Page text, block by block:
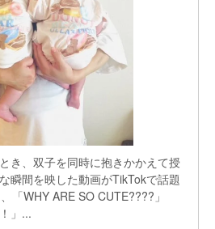
き、双子を同時に抱きかかえて授
瞬間を映した動画がTikTokで話題
「WHY ARE SO CUTE????」
」...